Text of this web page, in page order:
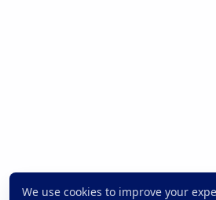
We use cookies to improve your